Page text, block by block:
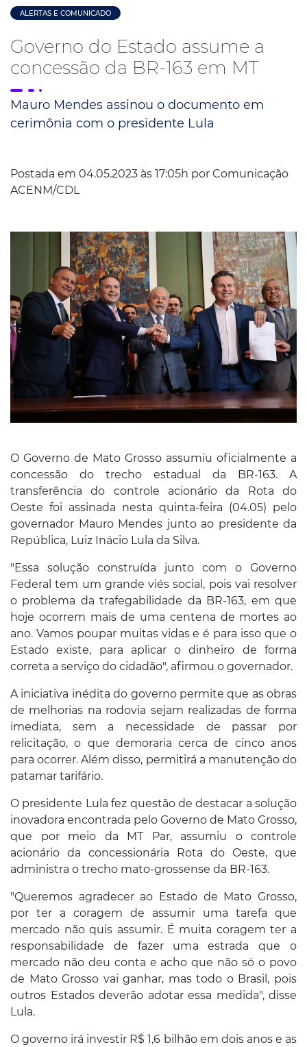
ALERTAS E COMUNICADO
Governo do Estado assume a
concessão da BR-163 em MT
Mauro Mendes assinou o documento em
cerimônia com o presidente Lula
Postada em 04.05.2023 às 17:05h por Comunicação
ACENM/CDL
O Governo de Mato Grosso assumiu oficialmente a
concessão do trecho estadual da BR-163. A
transferência do controle acionário da Rota do
Oeste foi assinada nesta quinta-feira (04.05) pelo
governador Mauro Mendes junto ao presidente da
República, Luiz Inácio Lula da Silva.
"Essa solução construída junto com o Governo
Federal tem um grande viés social, pois vai resolver
o problema da trafegabilidade da BR-163, em que
hoje ocorrem mais de uma centena de mortes ao
ano. Vamos poupar muitas vidas e é para isso que o
Estado existe, para aplicar o dinheiro de forma
correta a serviço do cidadão", afirmou o governador.
A iniciativa inédita do governo permite que as obras
de melhorias na rodovia sejam realizadas de forma
imediata, sem a necessidade de passar por
relicitação, o que demoraria cerca de cinco anos
para ocorrer. Além disso, permitirá a manutenção do
patamar tarifário.
O presidente Lula fez questão de destacar a solução
inovadora encontrada pelo Governo de Mato Grosso,
que por meio da MT Par, assumiu o controle
acionário da concessionária Rota do Oeste, que
administra o trecho mato-grossense da BR-163.
"Queremos agradecer ao Estado de Mato Grosso,
por ter a coragem de assumir uma tarefa que
mercado não quis assumir. É muita coragem ter a
responsabilidade de fazer uma estrada que o
mercado não deu conta e acho que não só o povo
de Mato Grosso vai ganhar, mas todo o Brasil, pois
outros Estados deverão adotar essa medida", disse
Lula.
O governo irá investir R$ 1,6 bilhão em dois anos e as